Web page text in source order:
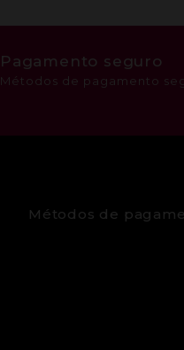
Pagamento seguro
Métodos de pagamento
Métodos de